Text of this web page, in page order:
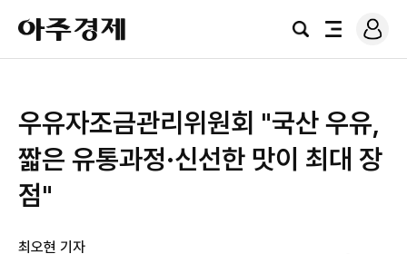
아
주
경
검
전
로
그
우유자조금관리위원회 "국산 우유,
짧은 유통과정·신선한 맛이 최대 장
점"
최오현 기자